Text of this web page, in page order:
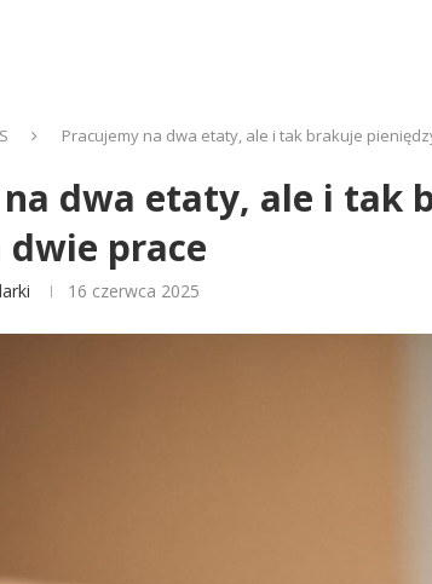
Pracujemy na dwa etaty, ale i tak brakuje
dwa etaty, ale i tak
dwie prace
16 czerwca 2025